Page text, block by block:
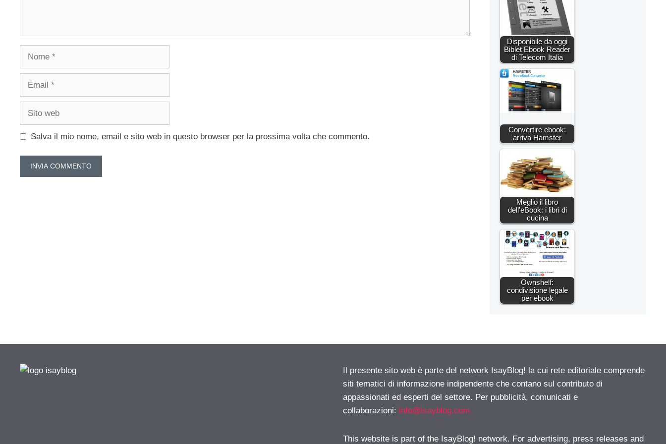
Nome
Email
Sito
Salva il mio nome, email e sito web in questo browser per la prossima volta che commento.
Disponibile da oggi
Biblet Ebook Reader
di Telecom Italia
Convertire ebook:
arriva Hamster
Meglio il libro
dell'eBook: i libri di
cucina
Ownshelf:
condivisione legale
per ebook
Il presente sito web è parte del network IsayBlog! la cui rete editoriale comprende
siti tematici di informazione indipendente che contano sul contributo di
appassionati ed esperti del settore. Per pubblicità, comunicati e
collaborazioni: info@isayblog.com
This website is part of the IsayBlog! network. For advertising, press releases and